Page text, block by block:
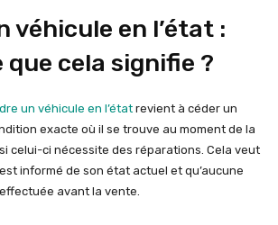
véhicule en l’état :
que cela signifie ?
un véhicule en l’état revient à céder un
exacte où il se trouve au moment de la
celui-ci nécessite des réparations. Cela veut
informé de son état actuel et qu’aucune
avant la vente.